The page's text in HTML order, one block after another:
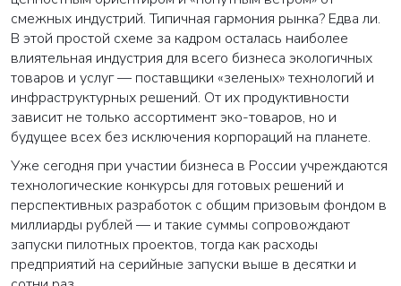
смежных индустрий. Типичная гармония рынка? Едва ли.
В этой простой схеме за кадром осталась наиболее
влиятельная индустрия для всего бизнеса экологичных
товаров и услуг — поставщики «зеленых» технологий и
инфраструктурных решений. От их продуктивности
зависит не только ассортимент эко-товаров, но и
будущее всех без исключения корпораций на планете.
Уже сегодня при участии бизнеса в России учреждаются
технологические конкурсы для готовых решений и
перспективных разработок с общим призовым фондом в
миллиарды рублей — и такие суммы сопровождают
запуски пилотных проектов, тогда как расходы
предприятий на серийные запуски выше в десятки и